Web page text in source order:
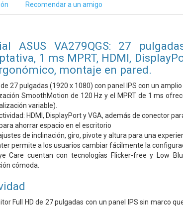
Recomendar a un amigo
ASUS VA279QGS: 27
1 ms MPRT, HDMI,
montaje en pared.
27 pulgadas (1920 x 1080) con panel IPS con un
SmoothMotion de 120 Hz y el MPRT de 1 ms
variable).
HDMI, DisplayPort y VGA, además de conector
ahorrar espacio en el escritorio
de inclinación, giro, pivote y altura para una
permite a los usuarios cambiar fácilmente la
Care cuentan con tecnologías Flicker-free y Low
cómoda.
Full HD de 27 pulgadas con un panel IPS sin marco